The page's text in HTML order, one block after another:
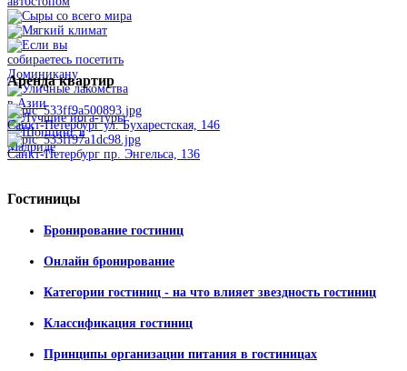
Арендаквартир
Санкт-Петербург ул. Бухарестская, 146
Санкт-Петербург пр. Энгельса, 136
Гостиницы
Бронирование гостиниц
Онлайн бронирование
Категории гостиниц - на что влияет звездность гостиниц
Классификация гостиниц
Принципы организации питания в гостиницах